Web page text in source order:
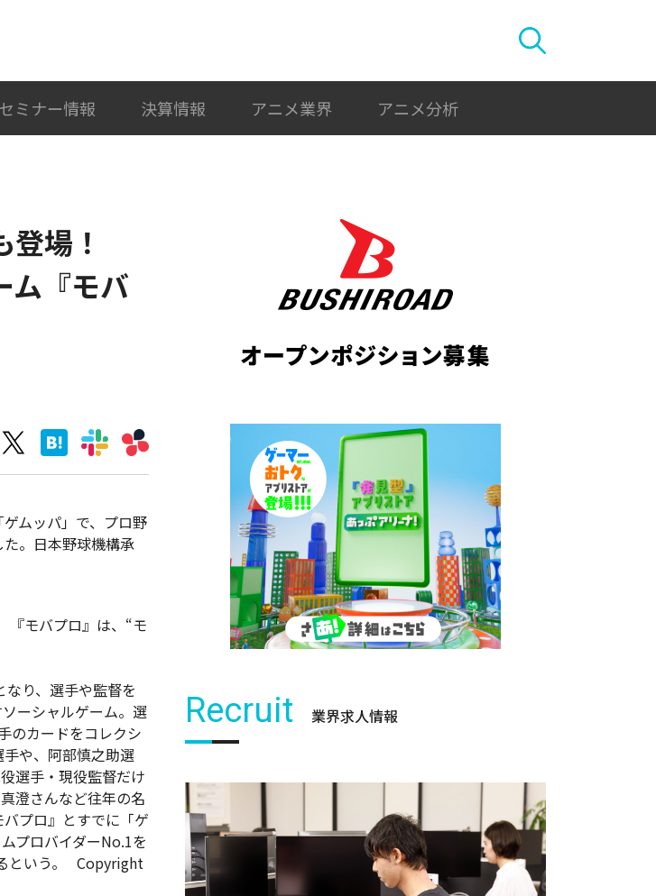
セミナー情報 決算情報 アニメ業界 アニメ分析
登場！
ム『モバ
ムッパ」で、プロ野
。日本野球機構承
『モバプロ』は、“モ
り、選手や監督を
ーシャルゲーム。選
のカードをコレクシ
や、阿部慎之助選
選手・現役監督だけ
澄さんなど往年の名
プロ』とすでに「ゲ
プロバイダーNo.1を
という。 Copyright
Recruit 業界求人情報